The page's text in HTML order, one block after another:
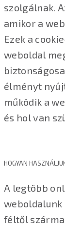
szolgálnak.
amikor a
Ezek a
weboldal
élményt
működik a
és hol van
HOGYAN
A legtöbb
weboldalunk
féltől